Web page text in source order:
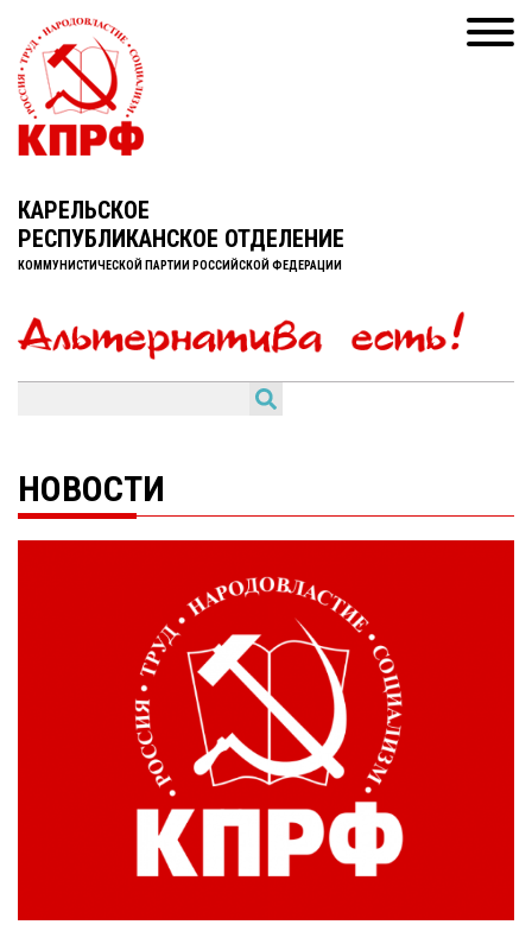
КАРЕЛЬСКОЕ
РЕСПУБЛИКАНСКОЕ ОТДЕЛЕНИЕ
КОММУНИСТИЧЕСКОЙ ПАРТИИ РОССИЙСКОЙ ФЕДЕРАЦИИ
НОВОСТИ